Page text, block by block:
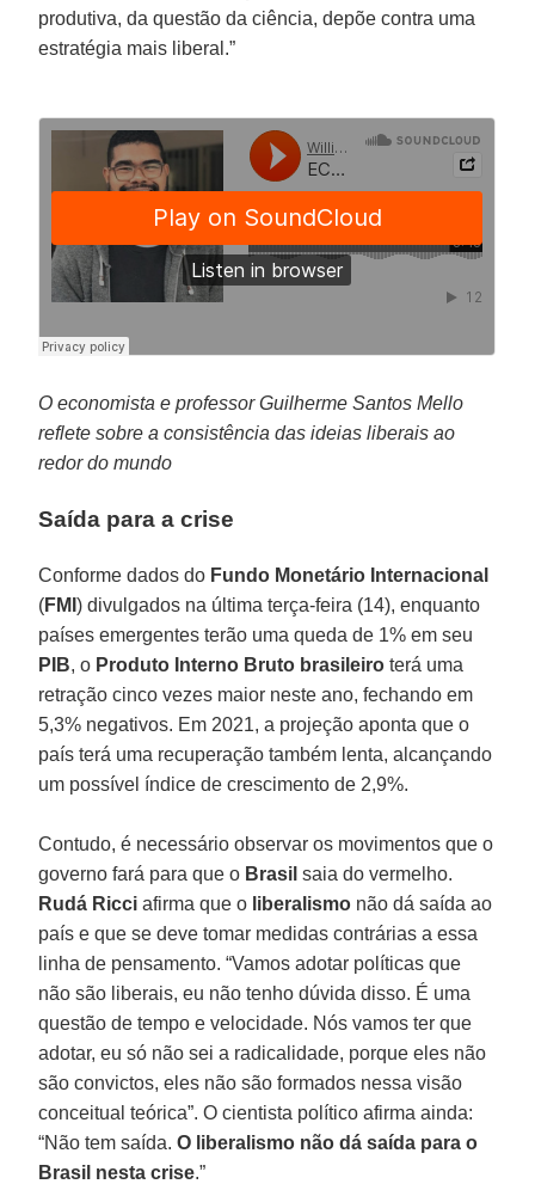
produtiva, da questão da ciência, depõe contra uma
estratégia mais liberal.”
O economista e professor Guilherme Santos Mello
reflete sobre a consistência das ideias liberais ao
redor do mundo
Saída para a crise
Conforme dados do Fundo Monetário Internacional
(FMI) divulgados na última terça-feira (14), enquanto
países emergentes terão uma queda de 1% em seu
PIB, o Produto Interno Bruto brasileiro terá uma
retração cinco vezes maior neste ano, fechando em
5,3% negativos. Em 2021, a projeção aponta que o
país terá uma recuperação também lenta, alcançando
um possível índice de crescimento de 2,9%.
Contudo, é necessário observar os movimentos que o
governo fará para que o Brasil saia do vermelho.
Rudá Ricci afirma que o liberalismo não dá saída ao
país e que se deve tomar medidas contrárias a essa
linha de pensamento. “Vamos adotar políticas que
não são liberais, eu não tenho dúvida disso. É uma
questão de tempo e velocidade. Nós vamos ter que
adotar, eu só não sei a radicalidade, porque eles não
são convictos, eles não são formados nessa visão
conceitual teórica”. O cientista político afirma ainda:
“Não tem saída.O liberalismo não dá saída para o
Brasil nesta crise.”